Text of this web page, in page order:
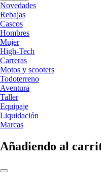
Novedades
Rebajas
Cascos
Hombres
Mujer
High-Tech
Carreras
Motos y scooters
Todoterreno
Aventura
Taller
Equipaje
Liquidación
Marcas
Añadiendo al